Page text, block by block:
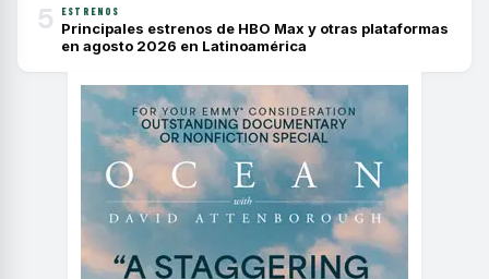
5 ESTRENOS
Principales estrenos de HBO Max y otras plataformas
en agosto 2026 en Latinoamérica